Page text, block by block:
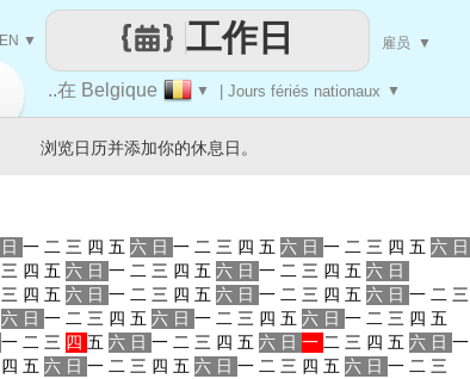
..在 Belgique ▼ | Jours fériés nationaux ▼
工作日
EN ▼ 雇员 ▼
浏览日历并添加你的休息日。
日 一 二 三 四 五 六 日 一 二 三 四 五 六 日 一 二 三 四 五 六 日
三 四 五 六 日 一 二 三 四 五 六 日 一 二 三 四 五 六 日
三 四 五 六 日 一 二 三 四 五 六 日 一 二 三 四 五 六 日 一 二 三
六 日 一 二 三 四 五 六 日 一 二 三 四 五 六 日 一 二 三 四 五
一 二 三 四 五 六 日 一 二 三 四 五 六 日 一 二 三 四 五 六 日 一
四 五 六 日 一 二 三 四 五 六 日 一 二 三 四 五 六 日 一 二 三